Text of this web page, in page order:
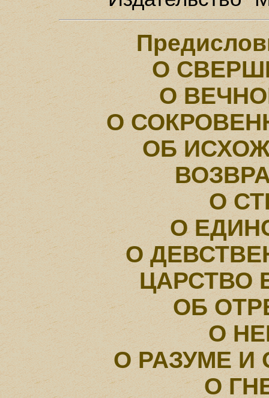
О
О
О
ОБ
О
О
О
ЦАРСТВО
ОБ
О
О РАЗУМЕ И
О